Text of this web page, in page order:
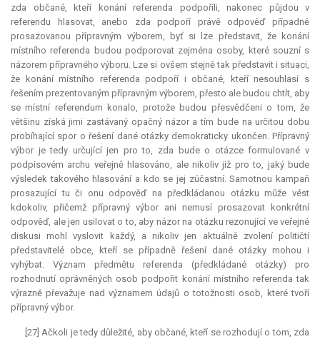
zda občané, kteří konání referenda podpořili, nakonec půjdou v
referendu hlasovat, anebo zda podpoří právě odpověď případně
prosazovanou přípravným výborem, byť si lze představit, že konání
místního referenda budou podporovat zejména osoby, které souzní s
názorem přípravného výboru. Lze si ovšem stejně tak představit i situaci,
že konání místního referenda podpoří i občané, kteří nesouhlasí s
řešením prezentovaným přípravným výborem, přesto ale budou chtít, aby
se místní referendum konalo, protože budou přesvědčeni o tom, že
většinu získá jimi zastávaný opačný názor a tím bude na určitou dobu
probíhající spor o řešení dané otázky demokraticky ukončen. Přípravný
výbor je tedy určující jen pro to, zda bude o otázce formulované v
podpisovém archu veřejně hlasováno, ale nikoliv již pro to, jaký bude
výsledek takového hlasování a kdo se jej zúčastní. Samotnou kampaň
prosazující tu či onu odpověď na předkládanou otázku může vést
kdokoliv, přičemž přípravný výbor ani nemusí prosazovat konkrétní
odpověď, ale jen usilovat o to, aby názor na otázku rezonující ve veřejné
diskusi mohl vyslovit každý, a nikoliv jen aktuálně zvolení političtí
představitelé obce, kteří se případně řešení dané otázky mohou i
vyhýbat. Význam předmětu referenda (předkládané otázky) pro
rozhodnutí oprávněných osob podpořit konání místního referenda tak
výrazně převažuje nad významem údajů o totožnosti osob, které tvoří
přípravný výbor.
[27] Ačkoli je tedy důležité, aby občané, kteří se rozhodují o tom, zda